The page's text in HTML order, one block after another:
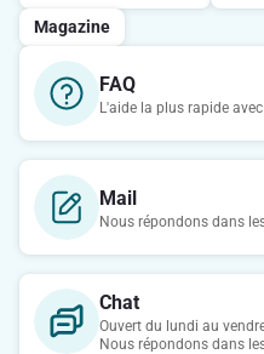
Magazine
FAQ
L'aide la plus rapide
Mail
Nous répondons dans
Chat
Ouvert du lundi au
Nous répondons dans